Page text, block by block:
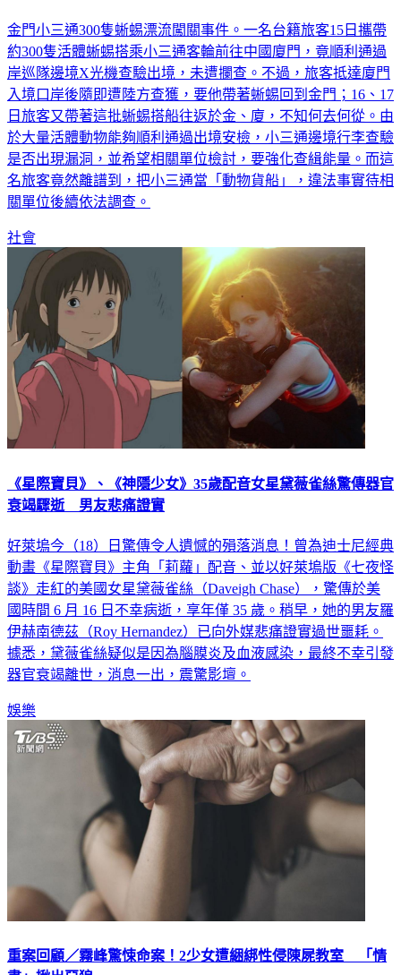
金門小三通300隻蜥蜴漂流闖關事件。一名台籍旅客15日攜帶
約300隻活體蜥蜴搭乘小三通客輪前往中國廈門，竟順利通過
岸巡隊邊境X光機查驗出境，未遭攔查。不過，旅客抵達廈門
入境口岸後隨即遭陸方查獲，要他帶著蜥蜴回到金門；16、17
日旅客又帶著這批蜥蜴搭船往返於金、廈，不知何去何從。由
於大量活體動物能夠順利通過出境安檢，小三通邊境行李查驗
是否出現漏洞，並希望相關單位檢討，要強化查緝能量。而這
名旅客竟然離譜到，把小三通當「動物貨船」，違法事實待相
社會
《星際寶貝》、《神隱少女》35歲配音女星黛薇雀絲驚傳器官
好萊塢今（18）日驚傳令人遺憾的殞落消息！曾為迪士尼經典
動畫《星際寶貝》主角「莉蘿」配音、並以好萊塢版《七夜怪
談》走紅的美國女星黛薇雀絲（Daveigh Chase），驚傳於美
國時間 6 月 16 日不幸病逝，享年僅 35 歲。稍早，她的男友羅
伊赫南德茲（Roy Hernandez）已向外媒悲痛證實過世噩耗。
據悉，黛薇雀絲疑似是因為腦膜炎及血液感染，最終不幸引發
娛樂